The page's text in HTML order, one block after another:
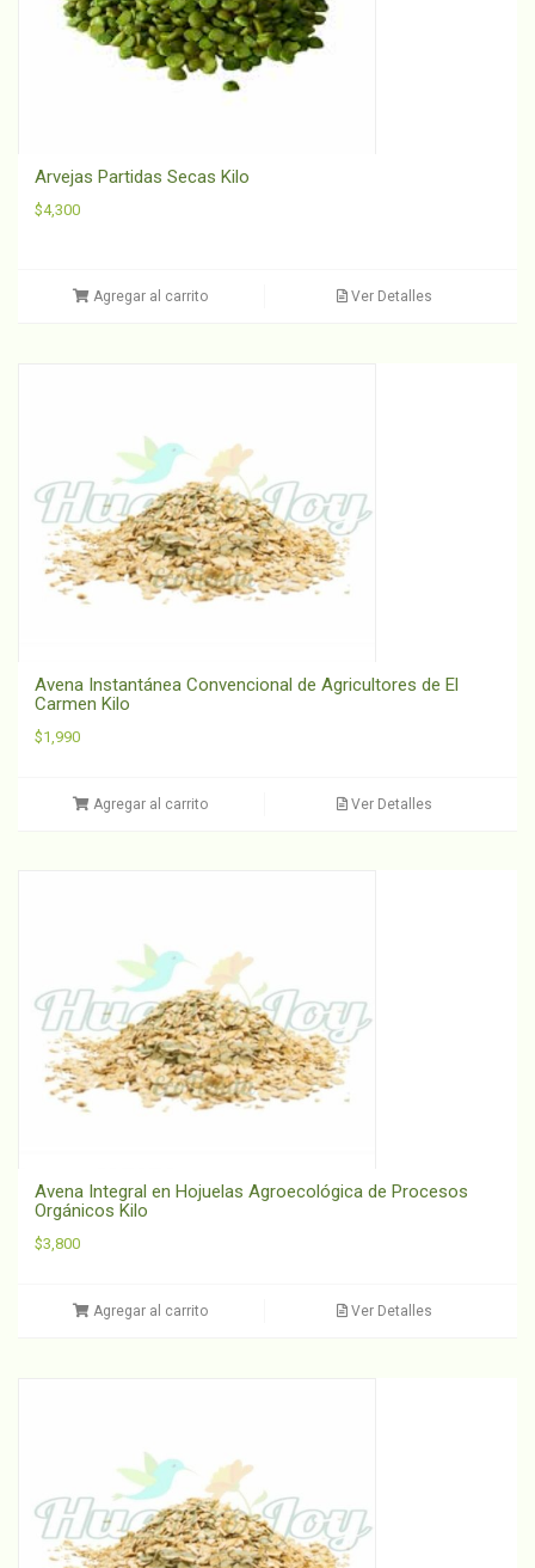
Arvejas Partidas Secas Kilo
$4,300
Agregar al carrito Ver Detalles
Avena Instantánea Convencional de Agricultores de El
Carmen Kilo
$1,990
Agregar al carrito Ver Detalles
Avena Integral en Hojuelas Agroecológica de Procesos
Orgánicos Kilo
$3,800
Agregar al carrito Ver Detalles